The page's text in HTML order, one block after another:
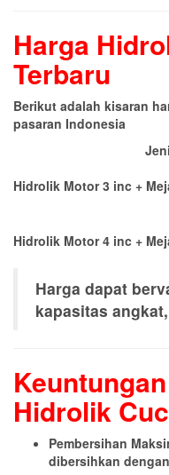
Harga
Terbaru
Berikut adalah kisaran
pasaran Indonesia
Hidrolik Motor 3 inc +
Hidrolik Motor 4 inc +
Harga dapat
kapasitas
Hidrolik
Pembersihan
dibersihkan